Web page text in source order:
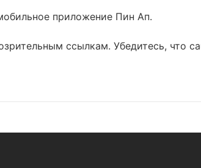
приложение Пин Ап.
ссылкам. Убедитесь, что